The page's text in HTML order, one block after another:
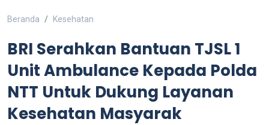
Beranda Kesehatan
BRI Serahkan Bantuan TJSL 1
Unit Ambulance Kepada Polda
NTT Untuk Dukung Layanan
Kesehatan Masyarak